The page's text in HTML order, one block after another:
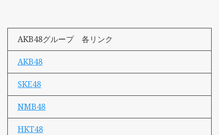
AKB48グループ 各リンク
AKB48
SKE48
NMB48
HKT48